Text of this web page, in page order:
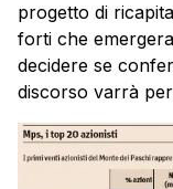
progetto di
forti che
decidere se
discorso varrà